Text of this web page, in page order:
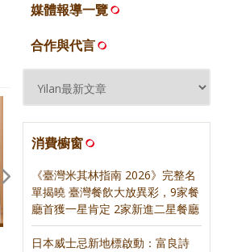
回應期待？關於，《台灣米其林
媒體報導一覽
合作與代言
消費櫥窗
《臺灣米其林指南 2026》完整名
單揭曉 臺灣餐飲大放異彩，9家餐
廳首獲一星肯定 2家新進二星餐廳
日本威士忌新地標啟動：富良詩